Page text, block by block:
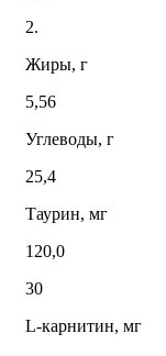
2.
Жиры, г
5,56
Углеводы, г
25,4
Таурин, мг
120,0
30
L-карнитин, мг